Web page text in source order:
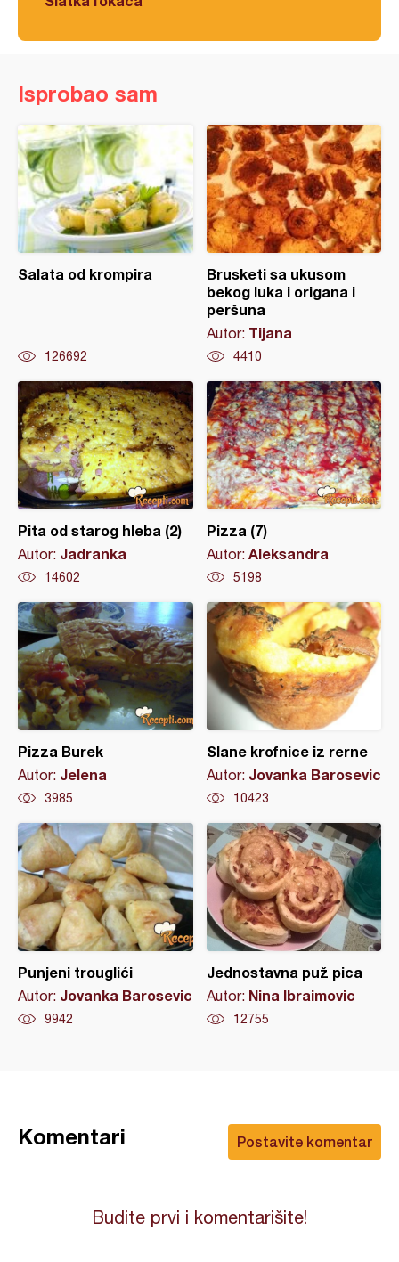
Isprobao sam
Salata od krompira
126692
Brusketi sa ukusom
bekog luka i origana i
peršuna
Autor: Tijana
4410
Pita od starog hleba (2)
Autor: Jadranka
14602
Pizza (7)
Autor: Aleksandra
5198
Pizza Burek
Autor: Jelena
3985
Slane krofnice iz rerne
Autor: Jovanka Barosevic
10423
Punjeni trouglići
Autor: Jovanka Barosevic
9942
Jednostavna puž pica
Autor: Nina Ibraimovic
12755
Postavite komentar
Komentari
Budite prvi i komentarišite!